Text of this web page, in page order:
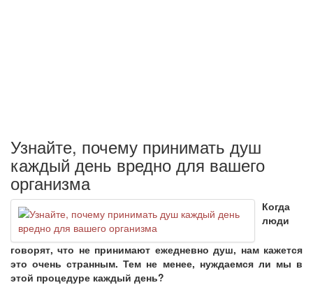
Узнайте, почему принимать душ
каждый день вредно для вашего
организма
Когда
люди
говорят, что не принимают ежедневно душ, нам кажется
это очень странным. Тем не менее, нуждаемся ли мы в
этой процедуре каждый день?